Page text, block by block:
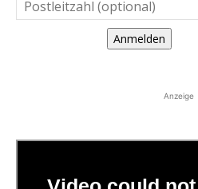
Anmelden
Anzeige